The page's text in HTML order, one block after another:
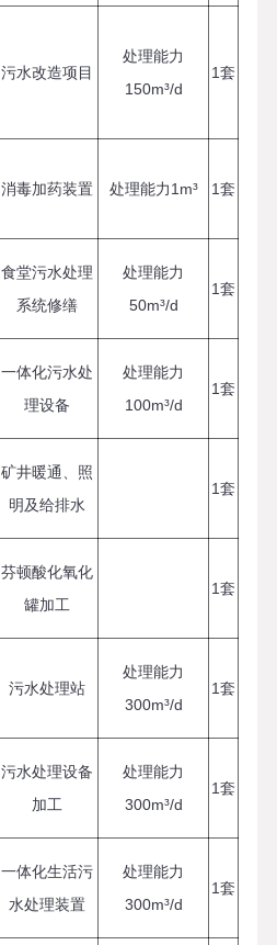
污水改造项目
处理能力
150m³/d
1套
消毒加药装置 处理能力1m³ 1套
食堂污水处理
系统修缮
处理能力
50m³/d
1套
一体化污水处
理设备
处理能力
100m³/d
1套
矿井暖通、照
明及给排水
1套
芬顿酸化氧化
罐加工
1套
污水处理站
处理能力
300m³/d
1套
污水处理设备
加工
处理能力
300m³/d
1套
一体化生活污
水处理装置
处理能力
300m³/d
1套